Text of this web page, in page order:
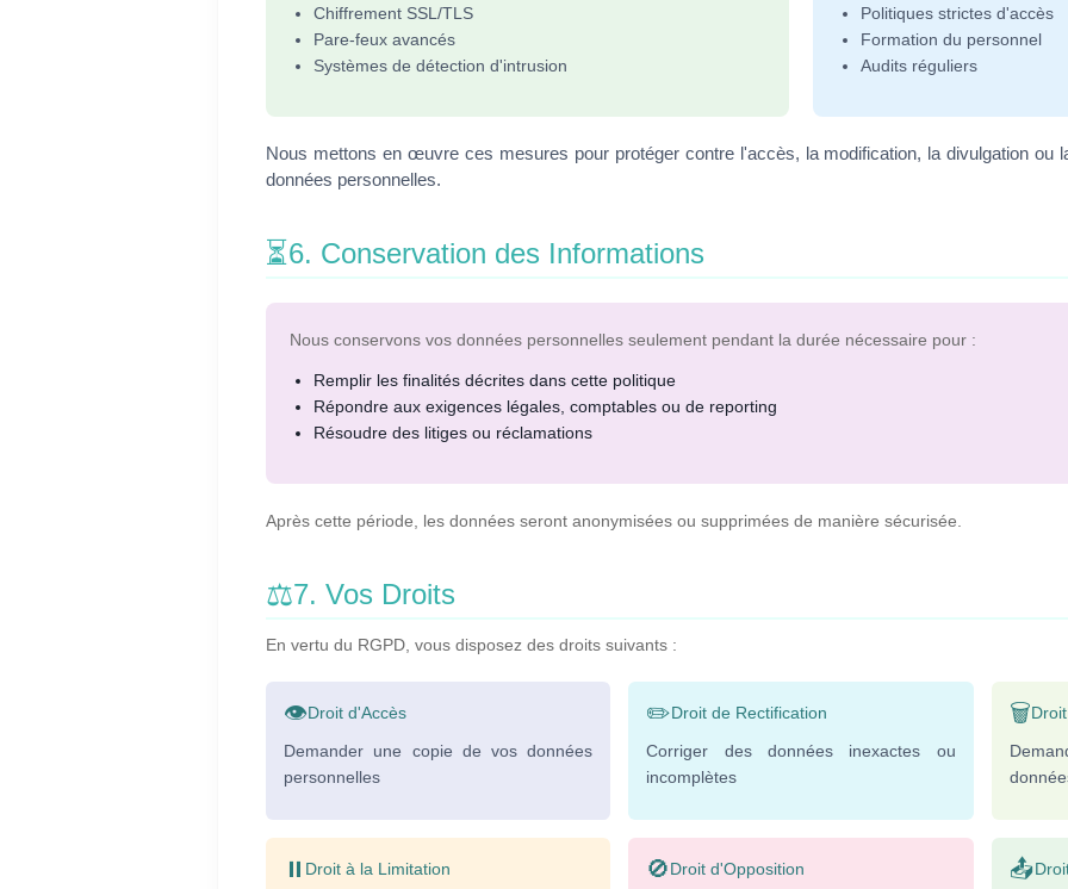
Chiffrement SSL/TLS
Pare-feux avancés
Systèmes de détection d'intrusion
Politiques strictes d'accès
Formation du personnel
Audits réguliers
Nous mettons en œuvre ces mesures pour protéger contre l'accès, la modification, la divulgation ou
données personnelles.
⏳6. Conservation des Informations
Nous conservons vos données personnelles seulement pendant la durée nécessaire pour :
Remplir les finalités décrites dans cette politique
Répondre aux exigences légales, comptables ou de reporting
Résoudre des litiges ou réclamations
Après cette période, les données seront anonymisées ou supprimées de manière sécurisée.
⚖️7. Vos Droits
En vertu du RGPD, vous disposez des droits suivants :
👁️Droit d'Accès
Demander une copie de vos données
personnelles
✏️Droit de Rectification
Corriger des données inexactes ou
incomplètes
🗑️
⏸️ Droit à la Limitation 🚫Droit d'Opposition 📤